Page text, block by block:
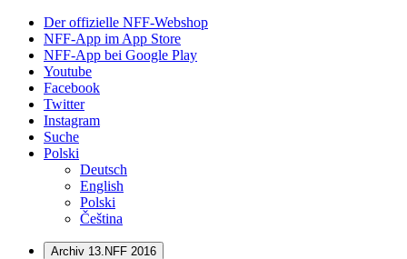
Der offizielle NFF-Webshop
NFF-App im App Store
NFF-App bei Google Play
Youtube
Facebook
Twitter
Instagram
Suche
Polski
Deutsch
English
Polski
Čeština
Archiv 13.NFF 2016